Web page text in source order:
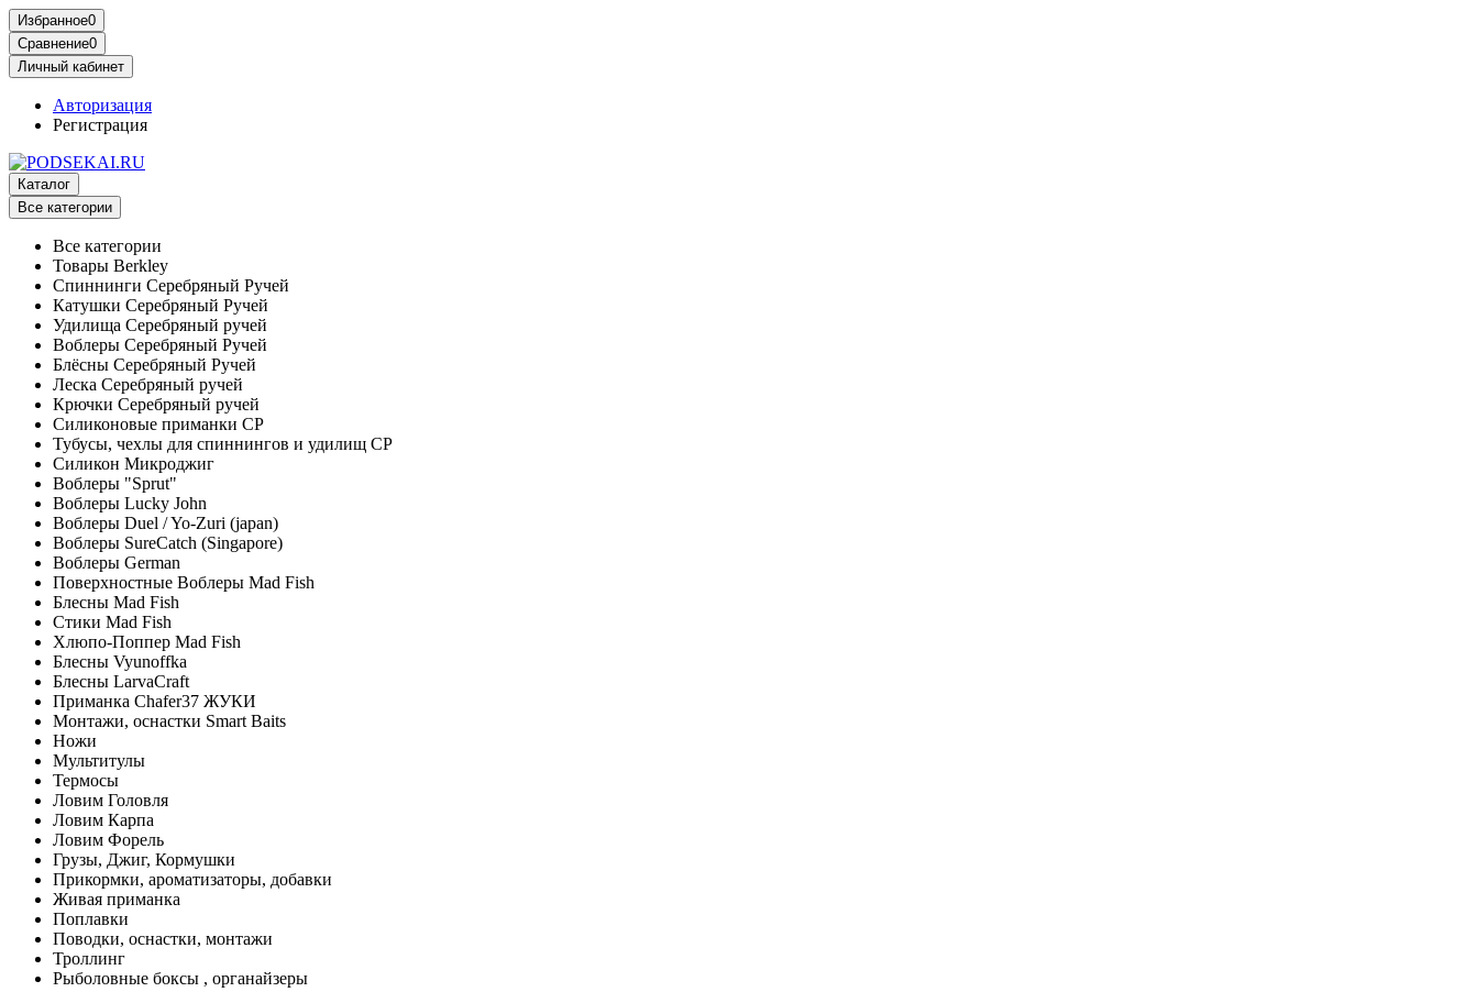
Избранное0
Сравнение0
Личный кабинет
Авторизация
Регистрация
Каталог
Все категории
Все категории
Товары Berkley
Спиннинги Серебряный Ручей
Катушки Серебряный Ручей
Удилища Серебряный ручей
Воблеры Серебряный Ручей
Блёсны Серебряный Ручей
Леска Серебряный ручей
Крючки Серебряный ручей
Силиконовые приманки СР
Тубусы, чехлы для спиннингов и удилищ СР
Силикон Микроджиг
Воблеры "Sprut"
Воблеры Lucky John
Воблеры Duel / Yo-Zuri (japan)
Воблеры SureCatch (Singapore)
Воблеры German
Поверхностные Воблеры Mad Fish
Блесны Mad Fish
Стики Mad Fish
Хлюпо-Поппер Mad Fish
Блесны Vyunoffka
Блесны LarvaCraft
Приманка Chafer37 ЖУКИ
Монтажи, оснастки Smart Baits
Ножи
Мультитулы
Термосы
Ловим Головля
Ловим Карпа
Ловим Форель
Грузы, Джиг, Кормушки
Прикормки, ароматизаторы, добавки
Живая приманка
Поплавки
Поводки, оснастки, монтажи
Троллинг
Рыболовные боксы , органайзеры